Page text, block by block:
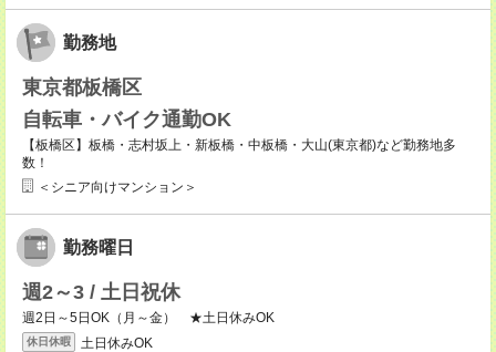
勤務地
東京都板橋区
自転車・バイク通勤OK
【板橋区】板橋・志村坂上・新板橋・中板橋・大山(東京都)など勤務地多
数！
＜シニア向けマンション＞
勤務曜日
週2～3 / 土日祝休
週2日～5日OK（月～金） ★土日休みOK
休日休暇 土日休みOK